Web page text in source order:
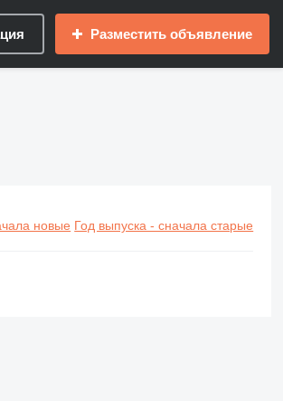
Разместить объявление
новые Год выпуска - сначала старые